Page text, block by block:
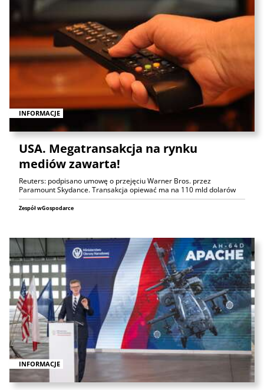
INFORMACJE
USA. Megatransakcja na rynku
mediów zawarta!
Reuters: podpisano umowę o przejęciu Warner Bros. przez
Paramount Skydance. Transakcja opiewać ma na 110 mld dolarów
Zespół wGospodarce
INFORMACJE